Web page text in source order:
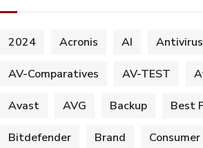
2024 Acronis AI Antivirus
AV-Comparatives AV-TEST
Avast AVG Backup Best
Bitdefender Brand Consumer